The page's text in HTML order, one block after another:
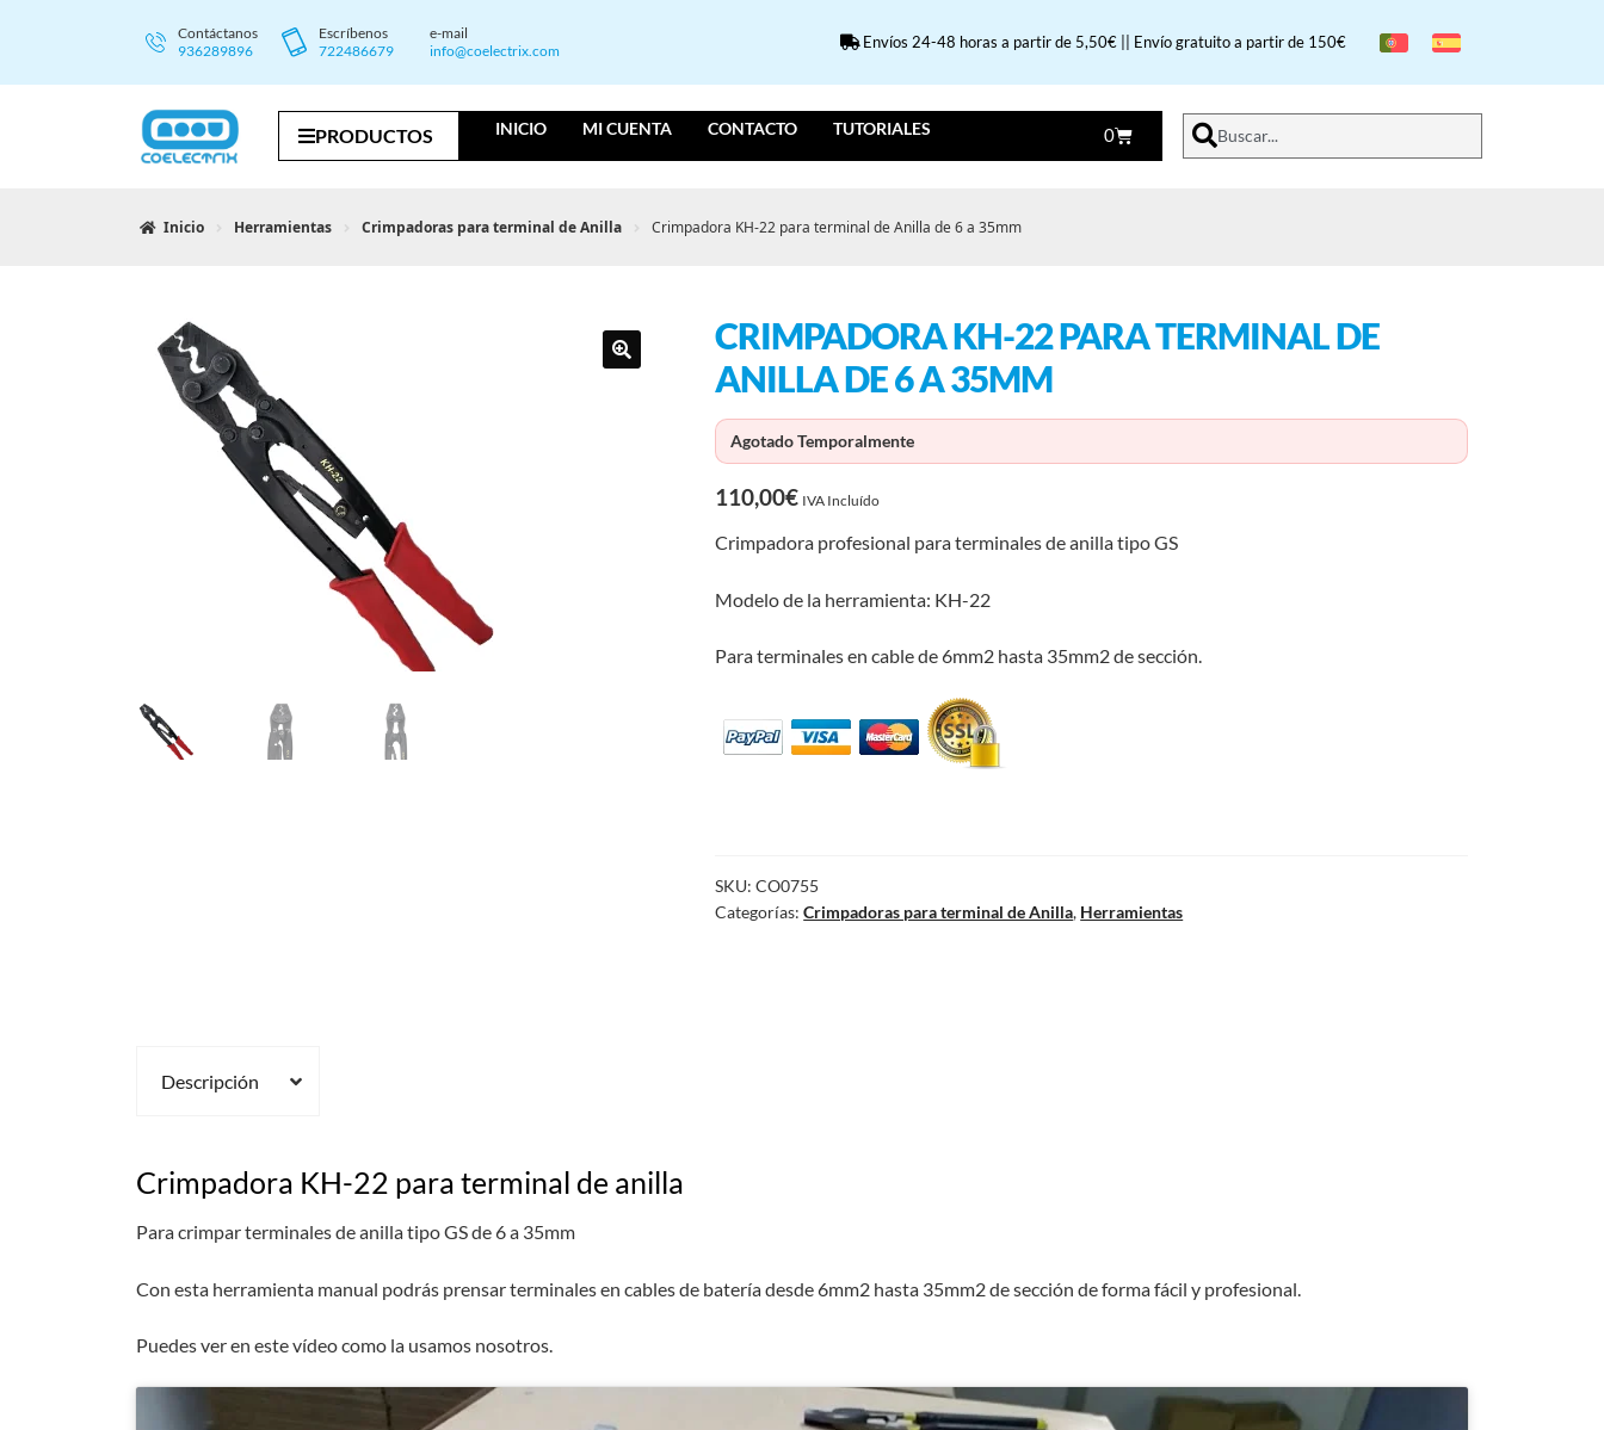
Contáctanos
936289896
Escríbenos
722486679
e-mail
info@coelectrix.com
Envíos 24-48 horas a partir de 5,50€ || Envío gratuito a partir de 150€
PRODUCTOS INICIO MI CUENTA CONTACTO TUTORIALES 0 Buscar...
Inicio Herramientas Crimpadoras para terminal de Anilla Crimpadora KH-22 para terminal de Anilla de 6 a 35mm
CRIMPADORA KH-22 PARA TERMINAL DE
ANILLA DE 6 A 35MM
Agotado Temporalmente
110,00€ IVA Incluído
Crimpadora profesional para terminales de anilla tipo GS
Modelo de la herramienta: KH-22
Para terminales en cable de 6mm2 hasta 35mm2 de sección.
SKU:CO0755
Categorías:Crimpadoras para terminal de Anilla, Herramientas
Descripción
Crimpadora KH-22 para terminal de anilla
Para crimpar terminales de anilla tipo GS de 6 a 35mm
Con esta herramienta manual podrás prensar terminales en cables de batería desde 6mm2 hasta 35mm2 de sección de forma fácil y profesional.
Puedes ver en este vídeo como la usamos nosotros.